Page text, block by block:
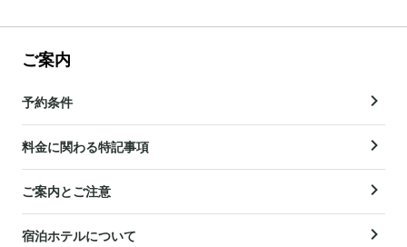
ご案内
予約条件
料金に関わる特記事項
ご案内とご注意
宿泊ホテルについて